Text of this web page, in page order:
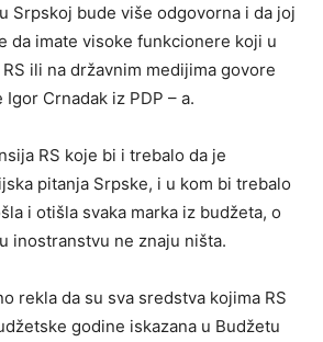
Srpskoj bude više odgovorna i da joj
da imate visoke funkcionere koji u
ili na državnim medijima govore
Crnadak iz PDP – a.
RS koje bi i trebalo da je
pitanja Srpske, i u kom bi trebalo
i otišla svaka marka iz budžeta, o
inostranstvu ne znaju ništa.
rekla da su sva sredstva kojima RS
godine iskazana u Budžetu